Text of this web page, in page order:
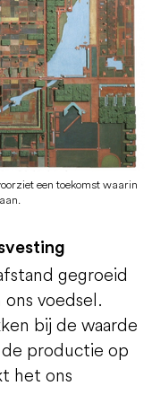
een toekomst waarin
gegroeid
voedsel.
bij de waarde
productie op
het ons